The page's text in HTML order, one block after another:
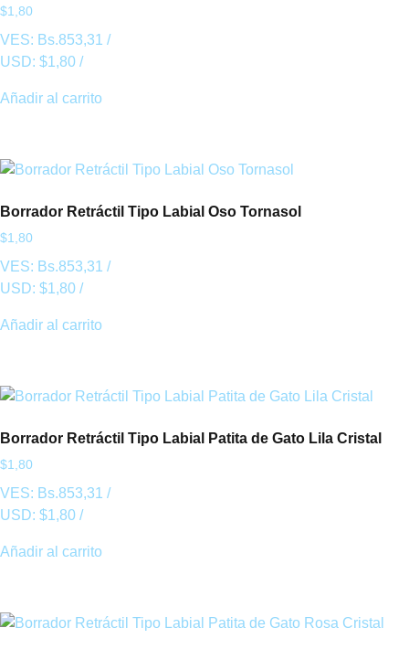
$1,80
VES: Bs.853,31 /
USD: $1,80 /
Añadir al carrito
Borrador Retráctil Tipo Labial Oso Tornasol
$1,80
VES: Bs.853,31 /
USD: $1,80 /
Añadir al carrito
Borrador Retráctil Tipo Labial Patita de Gato Lila Cristal
$1,80
VES: Bs.853,31 /
USD: $1,80 /
Añadir al carrito